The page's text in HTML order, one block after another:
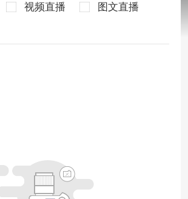
视频直播
图文直播